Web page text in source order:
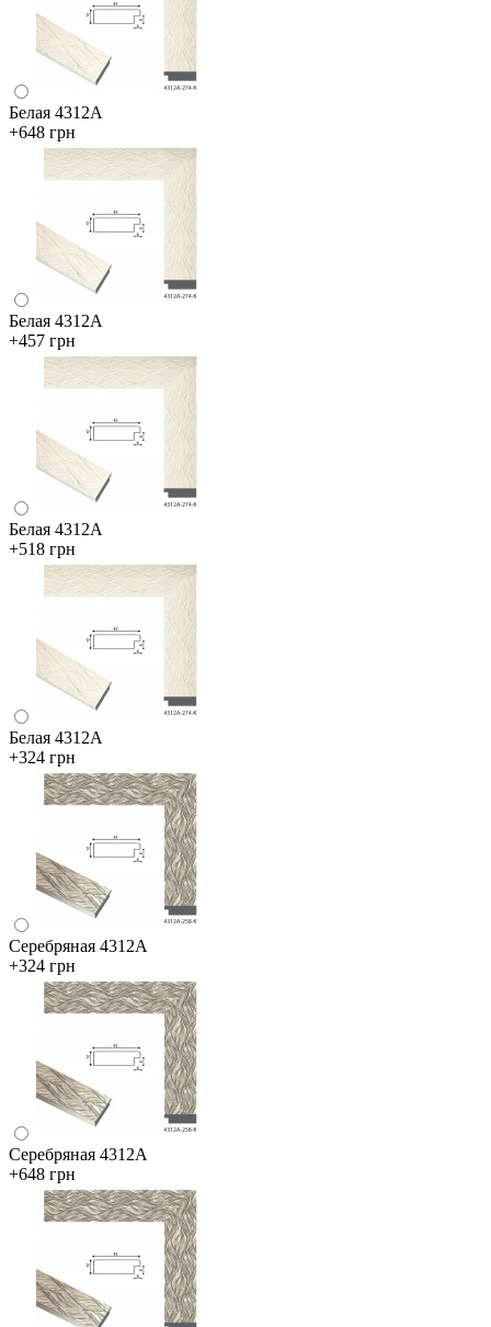
Белая 4312А
+648 грн
Белая 4312А
+457 грн
Белая 4312А
+518 грн
Белая 4312А
+324 грн
Серебряная 4312А
+324 грн
Серебряная 4312А
+648 грн